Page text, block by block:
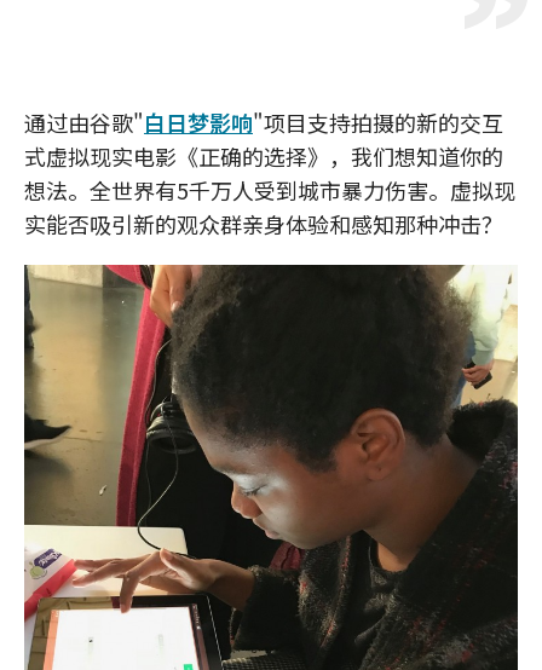
通过由谷歌"白日梦影响"项目支持拍摄的新的交互
式虚拟现实电影《正确的选择》，我们想知道你的
想法。全世界有5千万人受到城市暴力伤害。虚拟现
实能否吸引新的观众群亲身体验和感知那种冲击？